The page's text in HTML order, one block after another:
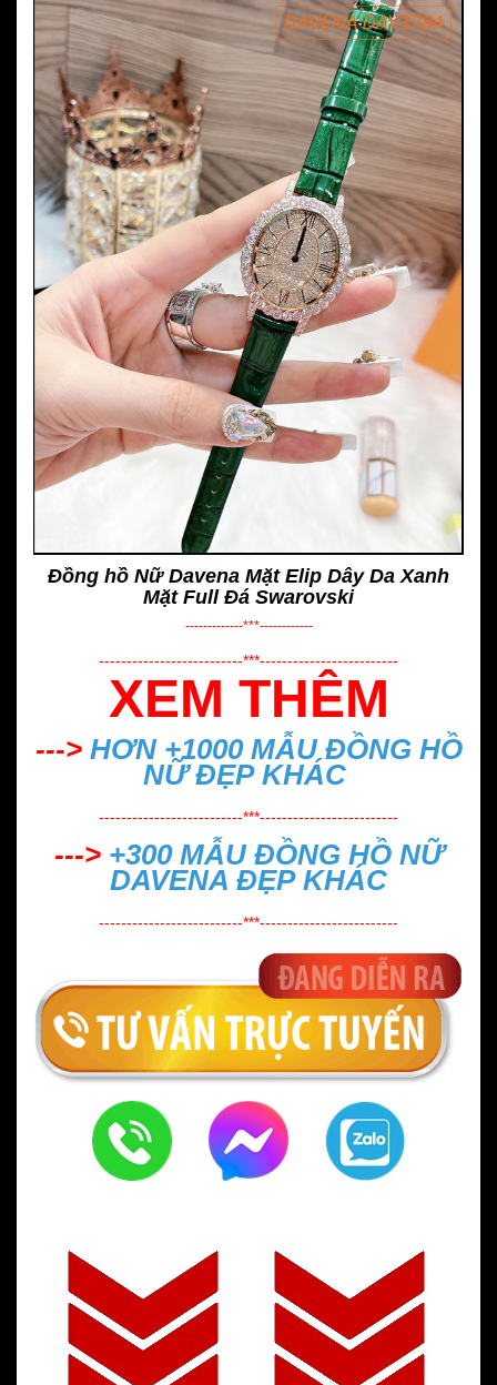
Đồng hồ Nữ Davena Mặt Elip Dây Da Xanh
Mặt Full Đá Swarovski
-------------***------------
--------------------------***-------------------------
XEM THÊM
--->HƠN +1000 MẪUĐỒNG HỒ
NỮ ĐẸPKHÁC
--------------------------***-------------------------
--->+300 MẪU ĐỒNG HỒ NỮ
DAVENA ĐẸPKHÁC
--------------------------***-------------------------